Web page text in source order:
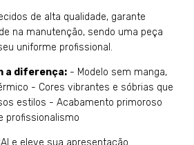
de alta qualidade, garante
na manutenção, sendo uma peça
uniforme profissional.
a diferença: - Modelo sem manga,
- Cores vibrantes e sóbrias que
estilos - Acabamento primoroso
profissionalismo
e eleve sua apresentação